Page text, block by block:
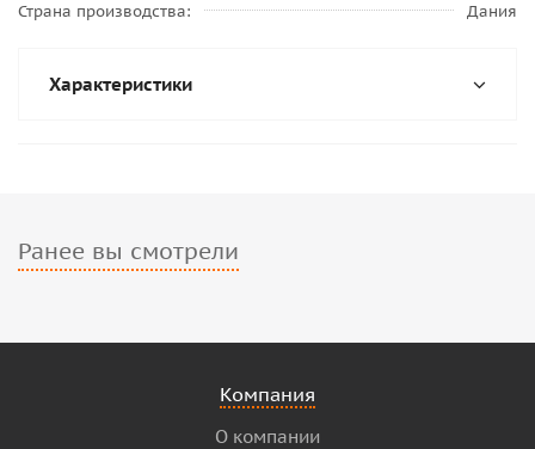
Страна производства
Дания
Характеристики
Ранее вы смотрели
Компания
О компании